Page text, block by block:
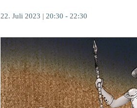
22. Juli 2023 | 20:30 - 22:30